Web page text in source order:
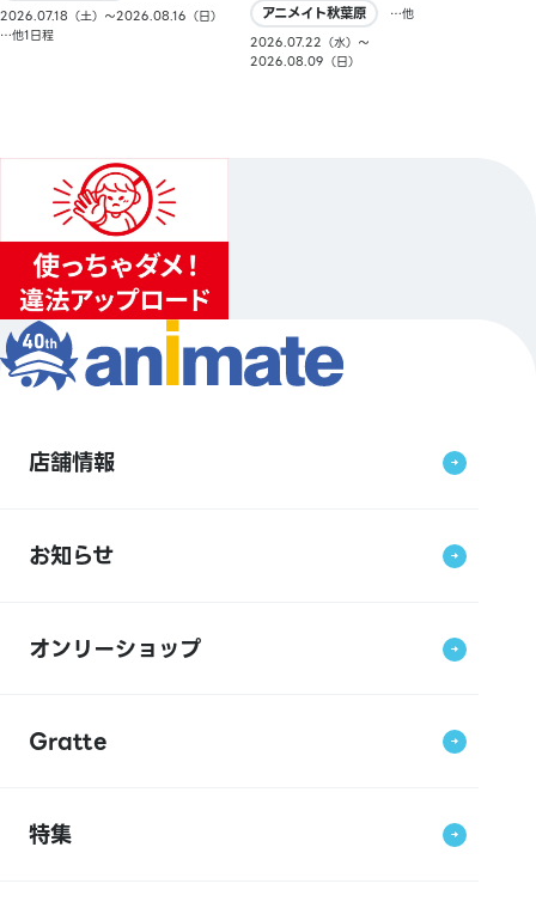
2026.07.18（土）〜2026.08.16（日）
…他1日程
アニメイト秋葉原
…他
2026.07.22（水）〜
2026.08.09（日）
店舗情報
お知らせ
オンリーショップ
Gratte
特集